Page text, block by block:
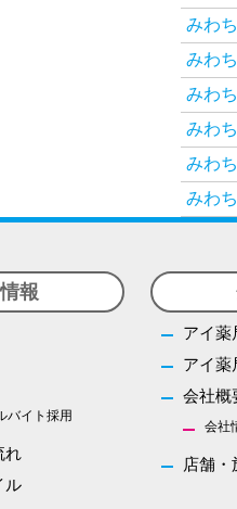
みわ
みわ
みわ
みわ
みわ
みわ
報
バイト採用
れ
ル
アイ薬
アイ薬
会社概
会社
店舗・